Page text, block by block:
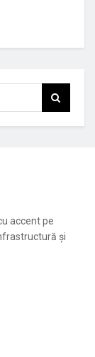
accent pe
și